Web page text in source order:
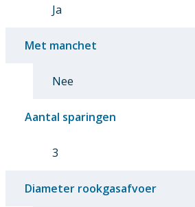
Ja
Met manchet
Nee
Aantal sparingen
3
Diameter rookgasafvoer